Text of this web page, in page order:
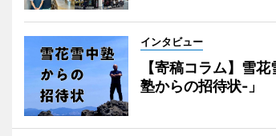
インタビュー
【寄稿コラム】雪
塾からの招待状-」